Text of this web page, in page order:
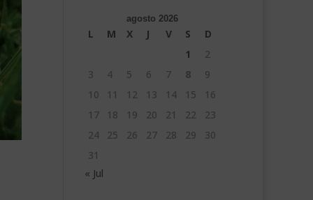
agosto 2026
L M X J V S
D
1
2
3
4 5 6 7 8
9
10
11 12 13 14 15
16
17
18 19 20 21 22
23
24
25 26 27 28 29
30
31
« Jul